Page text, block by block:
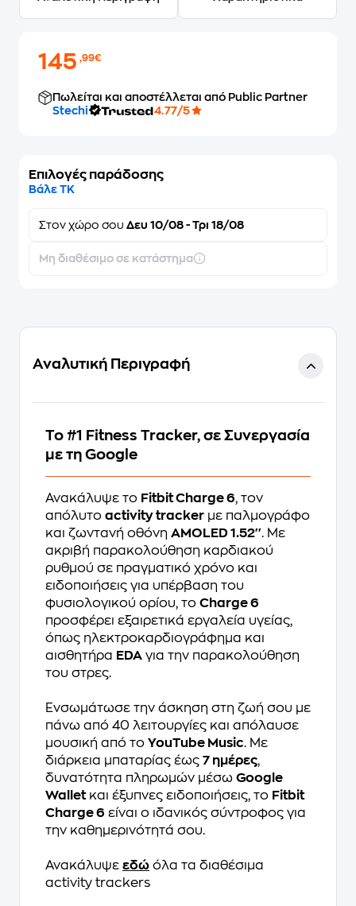
145,99€
Πωλείται και αποστέλλεται από Public Partner
Stechi
4.77/5
Επιλογές παράδοσης
Βάλε ΤΚ
Στον χώρο σου Δευ 10/08 - Τρι 18/08
Μη διαθέσιμο σε κατάστημα
Αναλυτική Περιγραφή
Το #1 Fitness Tracker, σε Συνεργασία
με τη Google
Ανακάλυψε το Fitbit Charge 6, τον
απόλυτο activity tracker με παλμογράφο
και ζωντανή οθόνη AMOLED 1.52''. Με
ακριβή παρακολούθηση καρδιακού
ρυθμού σε πραγματικό χρόνο και
ειδοποιήσεις για υπέρβαση του
φυσιολογικού ορίου, το Charge 6
προσφέρει εξαιρετικά εργαλεία υγείας,
όπως ηλεκτροκαρδιογράφημα και
αισθητήρα EDA για την παρακολούθηση
του στρες.
Ενσωμάτωσε την άσκηση στη ζωή σου με
πάνω από 40 λειτουργίες και απόλαυσε
μουσική από το YouTube Music. Με
διάρκεια μπαταρίας έως 7 ημέρες,
δυνατότητα πληρωμών μέσω Google
Walletκαι έξυπνες ειδοποιήσεις, το Fitbit
Charge 6 είναι ο ιδανικός σύντροφος για
την καθημερινότητά σου.
Ανακάλυψε εδώ όλα τα διαθέσιμα
activity trackers